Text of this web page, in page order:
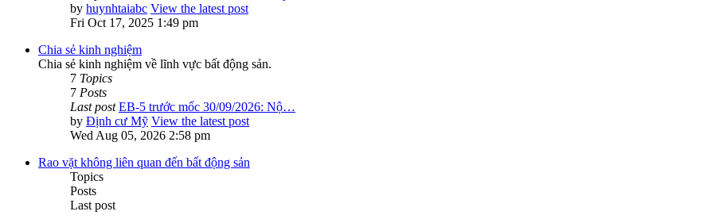
by huynhtaiabc View the latest post
Fri Oct 17, 2025 1:49 pm
Chia sẻ kinh nghiệm
Chia sẻ kinh nghiệm về lĩnh vực bất động sản.
7 Topics
7 Posts
Last post EB-5 trước mốc 30/09/2026: Nộ…
by Định cư Mỹ View the latest post
Wed Aug 05, 2026 2:58 pm
Rao vặt không liên quan đến bất động sản
Topics
Posts
Last post